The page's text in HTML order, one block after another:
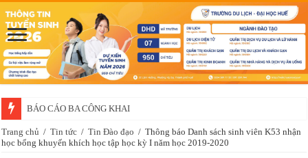
BÁO CÁO BA CÔNG KHAI
Trang chủ / Tin tức / Tin Đào đạo / Thông báo Danh sách sinh viên K53 nhận
học bổng khuyến khích học tập học kỳ I năm học 2019-2020